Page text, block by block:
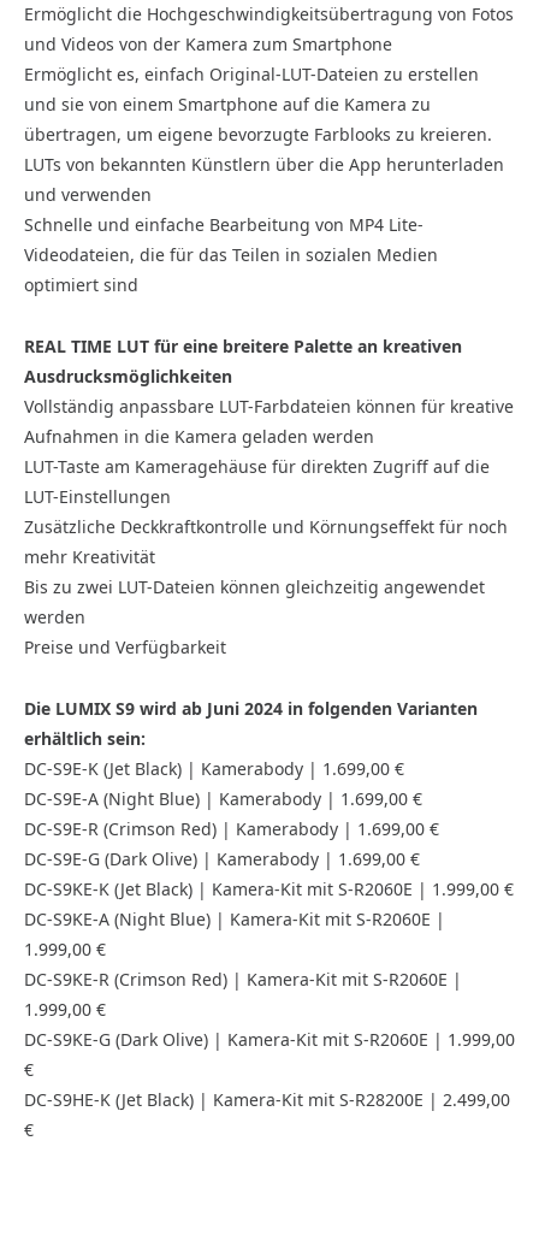
Ermöglicht die Hochgeschwindigkeitsübertragung von Fotos
und Videos von der Kamera zum Smartphone
Ermöglicht es, einfach Original-LUT-Dateien zu erstellen
und sie von einem Smartphone auf die Kamera zu
übertragen, um eigene bevorzugte Farblooks zu kreieren.
LUTs von bekannten Künstlern über die App herunterladen
und verwenden
Schnelle und einfache Bearbeitung von MP4 Lite-
Videodateien, die für das Teilen in sozialen Medien
optimiert sind
REAL TIME LUT für eine breitere Palette an kreativen
Ausdrucksmöglichkeiten
Vollständig anpassbare LUT-Farbdateien können für kreative
Aufnahmen in die Kamera geladen werden
LUT-Taste am Kameragehäuse für direkten Zugriff auf die
LUT-Einstellungen
Zusätzliche Deckkraftkontrolle und Körnungseffekt für noch
mehr Kreativität
Bis zu zwei LUT-Dateien können gleichzeitig angewendet
werden
Preise und Verfügbarkeit
Die LUMIX S9 wird ab Juni 2024 in folgenden Varianten
erhältlich sein:
DC-S9E-K (Jet Black) | Kamerabody | 1.699,00 €
DC-S9E-A (Night Blue) | Kamerabody | 1.699,00 €
DC-S9E-R (Crimson Red) | Kamerabody | 1.699,00 €
DC-S9E-G (Dark Olive) | Kamerabody | 1.699,00 €
DC-S9KE-K (Jet Black) | Kamera-Kit mit S-R2060E | 1.999,00 €
DC-S9KE-A (Night Blue) | Kamera-Kit mit S-R2060E |
1.999,00 €
DC-S9KE-R (Crimson Red) | Kamera-Kit mit S-R2060E |
1.999,00 €
DC-S9KE-G (Dark Olive) | Kamera-Kit mit S-R2060E | 1.999,00
€
DC-S9HE-K (Jet Black) | Kamera-Kit mit S-R28200E | 2.499,00
€